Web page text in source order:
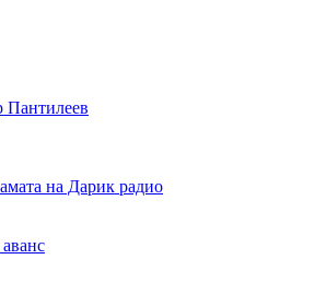
Пантилеев
на Дарик радио